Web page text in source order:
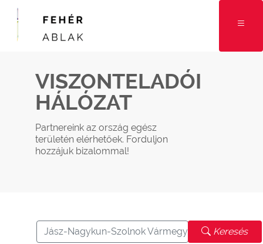
VISZONTELADÓI
HÁLÓZAT
Partnereink az ország egész
területén elérhetőek. Forduljon
hozzájuk bizalommal!
Jász-Nagykun-Szolnok Vármegye Keresés